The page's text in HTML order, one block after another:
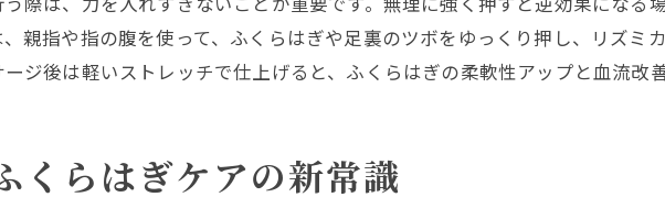
足つぼケアがメンタルにも及ぼす影響とは
ふくらはぎの硬さと心の状態の関係性を解説
気分転換に最適なふくらはぎケアのポイント
親指や指の腹を使って、ふくらはぎや足裏のツボをゆっくり押し、リズミ
ジ後は軽いストレッチで仕上げると、ふくらはぎの柔軟性アップと血流改善
くらはぎケアの新常識